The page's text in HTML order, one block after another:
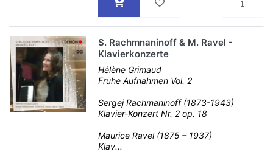
S. Rachmnaninoff & M. Ravel -
Klavierkonzerte
Hélène Grimaud
Frühe Aufnahmen Vol. 2
Sergej Rachmaninoff (1873-1943)
Klavier-Konzert Nr. 2 op. 18
Maurice Ravel (1875 – 1937)
Klav...